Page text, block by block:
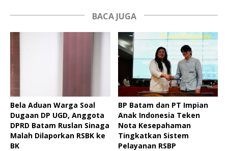
BACA JUGA
Bela Aduan Warga Soal
Dugaan DP UGD, Anggota
DPRD Batam Ruslan Sinaga
Malah Dilaporkan RSBK ke
BK
BP Batam dan PT Impian
Anak Indonesia Teken
Nota Kesepahaman
Tingkatkan Sistem
Pelayanan RSBP